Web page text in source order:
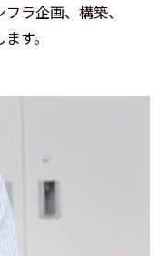
ラ企画、構築、
す。